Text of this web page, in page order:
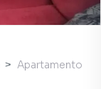
Apartamento